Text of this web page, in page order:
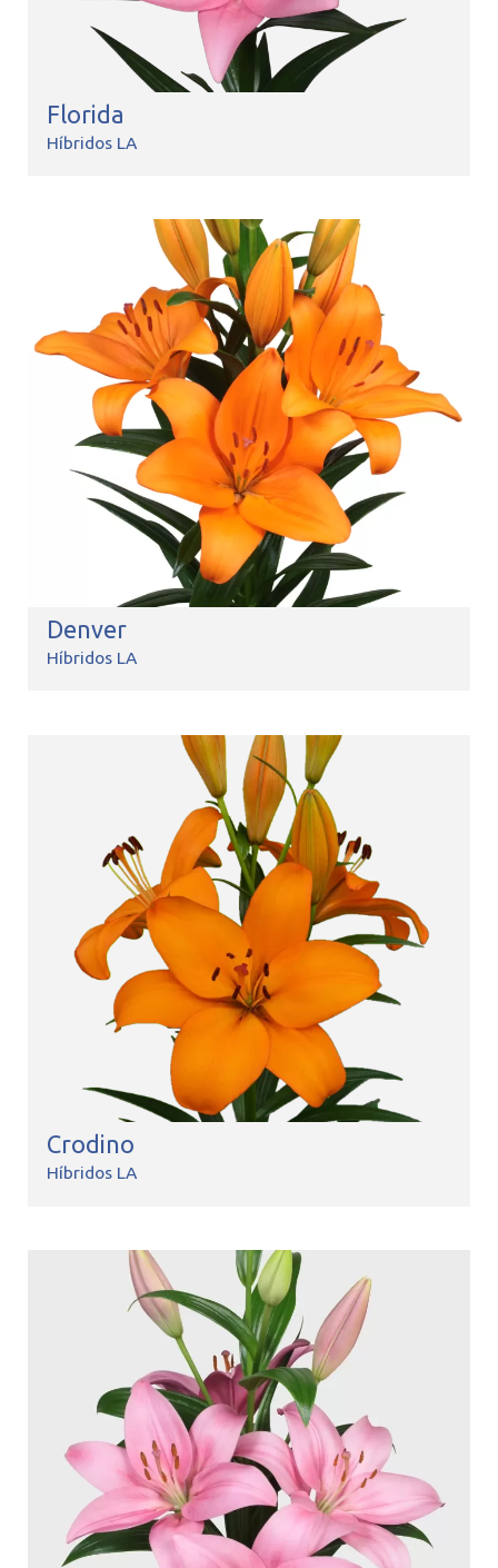
Florida
Híbridos LA
Denver
Híbridos LA
Crodino
Híbridos LA